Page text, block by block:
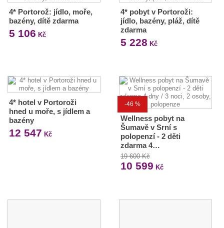
4* Portorož: jídlo, moře,
bazény, dítě zdarma
5 106 Kč
4* pobyt v Portoroži:
jídlo, bazény, pláž, dítě
zdarma
5 228 Kč
4* hotel v Portoroži
hned u moře, s jídlem a
bazény
12 547 Kč
-46 %
Wellness pobyt na
Šumavě v Srní s
polopenzí - 2 děti
zdarma 4…
19 600 Kč
10 599 Kč